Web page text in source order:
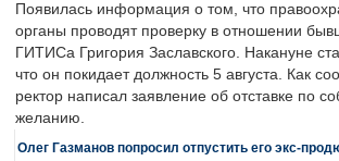
Появилась информация о том, что
органы проводят проверку в отношении
ГИТИСа Григория Заславского. Накануне
что он покидает должность 5 августа. Как
ректор написал заявление об отставке по
желанию.
Олег Газманов попросил отпустить его экс-